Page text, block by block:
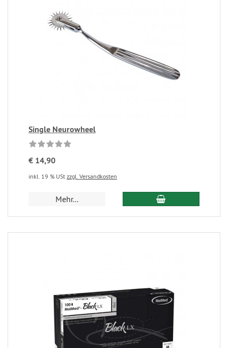
Single Neurowheel
€ 14,90
inkl. 19 % USt zzgl. Versandkosten
Mehr...